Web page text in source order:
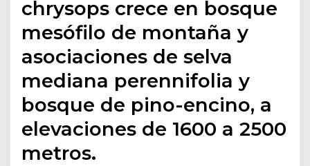
chrysops crece en bosque
mesófilo de montaña y
asociaciones de selva
mediana perennifolia y
bosque de pino-encino, a
elevaciones de 1600 a 2500
metros.